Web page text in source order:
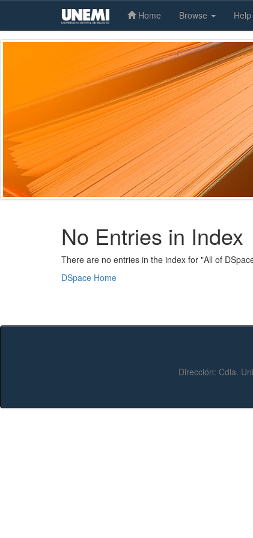
Skip
Home Browse Help
No Entries in Index
There are no entries in the index for "All of
DSpace Home
Dirección: Cdla.